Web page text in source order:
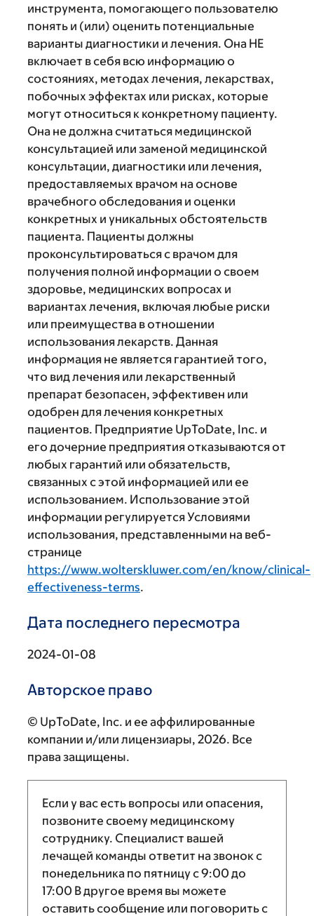
инструмента, помогающего пользователю
понять и (или) оценить потенциальные
варианты диагностики и лечения. Она НЕ
включает в себя всю информацию о
состояниях, методах лечения, лекарствах,
побочных эффектах или рисках, которые
могут относиться к конкретному пациенту.
Она не должна считаться медицинской
консультацией или заменой медицинской
консультации, диагностики или лечения,
предоставляемых врачом на основе
врачебного обследования и оценки
конкретных и уникальных обстоятельств
пациента. Пациенты должны
проконсультироваться с врачом для
получения полной информации о своем
здоровье, медицинских вопросах и
вариантах лечения, включая любые риски
или преимущества в отношении
использования лекарств. Данная
информация не является гарантией того,
что вид лечения или лекарственный
препарат безопасен, эффективен или
одобрен для лечения конкретных
пациентов. Предприятие UpToDate, Inc. и
его дочерние предприятия отказываются от
любых гарантий или обязательств,
связанных с этой информацией или ее
использованием. Использование этой
информации регулируется Условиями
использования, представленными на веб-
странице
https://www.wolterskluwer.com/en/know/clinical-
effectiveness-terms.
Дата последнего пересмотра
2024-01-08
Авторское право
© UpToDate, Inc. и ее аффилированные
компании и/или лицензиары, 2026. Все
права защищены.
Если у вас есть вопросы или опасения,
позвоните своему медицинскому
сотруднику. Специалист вашей
лечащей команды ответит на звонок с
понедельника по пятницу с9:00 до
17:00 В другое время вы можете
оставить сообщение или поговорить с